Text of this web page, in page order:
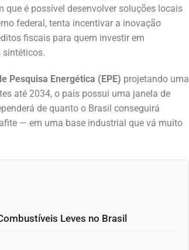
que é possível desenvolver soluções locais
federal, tenta incentivar a inovação
fiscais para quem investir em
sintéticos.
Pesquisa Energética (EPE) projetando uma
até 2034, o país possui uma janela de
de quanto o Brasil conseguirá
— em uma base industrial que vá muito
Leves no Brasil